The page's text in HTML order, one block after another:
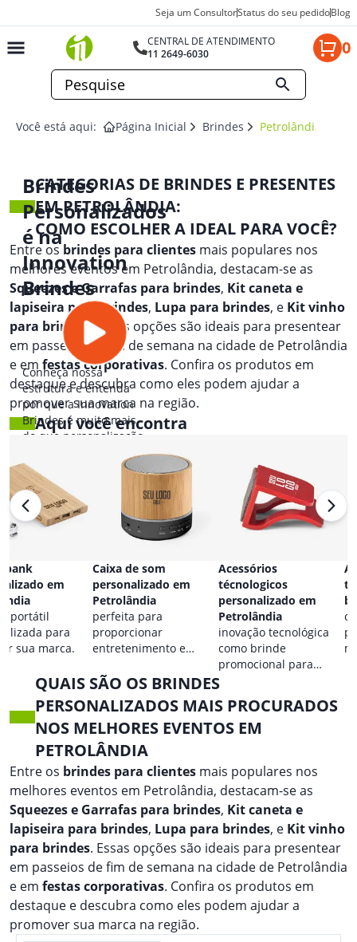
Seja um ConsultorStatus do seu pedidoBlog
CENTRAL DE ATENDIMENTO
11 2649-6030
0
Você está aqui: Página Inicial Brindes Petrolândia
Brindes
Personalizados
é na
Innovation
Brindes
Conheça nossa
estrutura e entenda
por que a Innovation
Brindes é muito mais
do que personalização.
CATEGORIAS DE BRINDES E PRESENTES
EM PETROLÂNDIA:
COMO ESCOLHER A IDEAL PARA VOCÊ?
Entre osbrindes para clientes mais populares nos
melhores eventos em Petrolândia, destacam-se as
Squeezes e Garrafas para brindes, Kit caneta e
lapiseira para brindes, Lupa para brindes, e Kit vinho
para brindes. Essas opções são ideais para presentear
em passeios de fim de semana na cidade de Petrolândia
e em festas corporativas. Confira os produtos em
destaque e descubra como eles podem ajudar a
promover sua marca na região.
Aqui você encontra
bank
em
portátil
para
sua marca.
Caixa de som
personalizado em
Petrolândia
perfeita para
proporcionar
entretenimento e
qualquer ocasião.
Acessórios
técnologicos
personalizado em
Petrolândia
inovação tecnológica
como brinde
promocional para
eventos.
QUAIS SÃO OS BRINDES
PERSONALIZADOS MAIS PROCURADOS
NOS MELHORES EVENTOS EM
PETROLÂNDIA
Entre os brindes para clientes mais populares nos
melhores eventos em Petrolândia, destacam-se as
Squeezes e Garrafas para brindes, Kit caneta e
lapiseira para brindes, Lupa para brindes, e Kit vinho
para brindes. Essas opções são ideais para presentear
em passeios de fim de semana na cidade de Petrolândia
e em festas corporativas. Confira os produtos em
destaque e descubra como eles podem ajudar a
promover sua marca na região.